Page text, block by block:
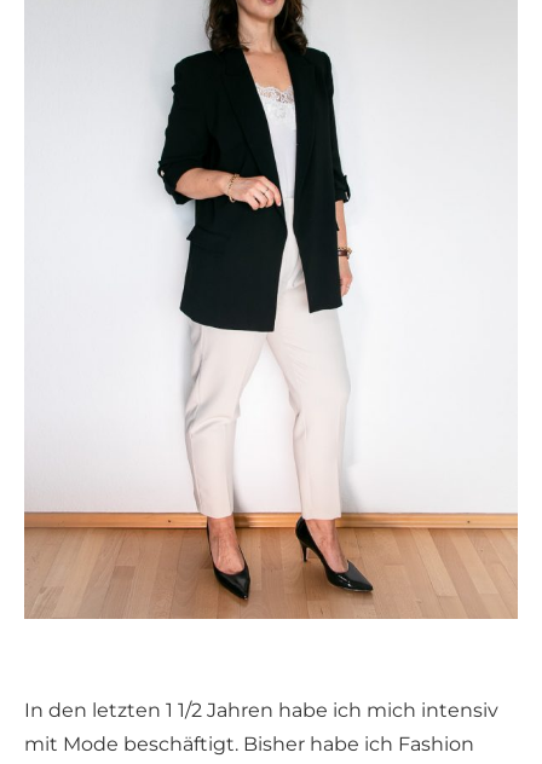
In den letzten 1 1/2 Jahren habe ich mich intensiv
mit Mode beschäftigt. Bisher habe ich Fashion